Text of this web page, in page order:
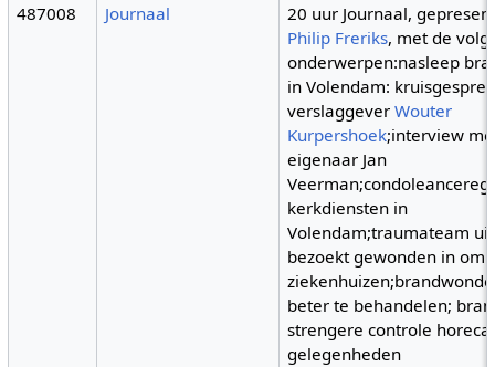
487008
Journaal
20 uur Journaal,
Philip Freriks, met de
onderwerpen:nasleep
in Volendam:
verslaggeverWouter
Kurpershoek;interview
eigenaar Jan
kerkdiensten in
Volendam;traumateam
bezoekt gewonden in
beter te behandelen;
strengere controle
gelegenheden